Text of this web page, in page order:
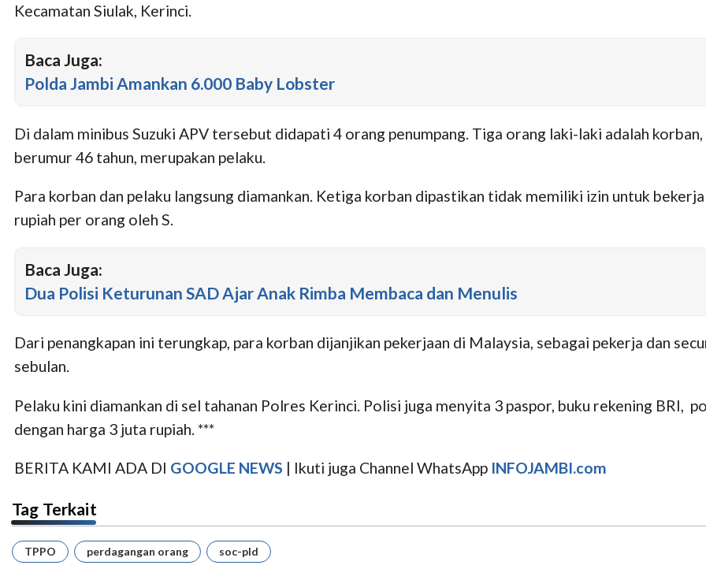
Kecamatan Siulak, Kerinci.
Baca Juga:
Polda Jambi Amankan 6.000 Baby Lobster
Di dalam minibus Suzuki APV tersebut didapati 4 orang penumpang. Tiga orang laki-laki adalah
berumur 46 tahun, merupakan pelaku.
Para korban dan pelaku langsung diamankan. Ketiga korban dipastikan tidak memiliki izin untuk
rupiah per orang oleh S.
Baca Juga:
Dua Polisi Keturunan SAD Ajar Anak Rimba Membaca dan Menulis
Dari penangkapan ini terungkap, para korban dijanjikan pekerjaan di Malaysia, sebagai pekerja dan
sebulan.
Pelaku kini diamankan di sel tahanan Polres Kerinci. Polisi juga menyita 3 paspor, buku rekening BRI,
dengan harga 3 juta rupiah. ***
BERITA KAMI ADA DI GOOGLE NEWS | Ikuti juga Channel WhatsApp INFOJAMBI.com
Tag Terkait
TPPO perdagangan orang soc-pld